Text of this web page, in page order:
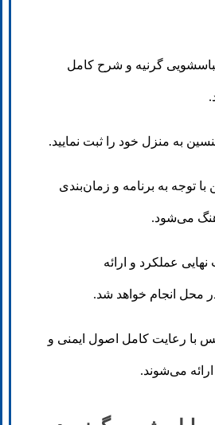
گرنیه و شرح کامل
به منزل خود را ثبت نمایید.
توجه به برنامه و زمان‌بندی
می‌شود.
عملکرد و ارائه
محل انجام خواهد شد.
با رعایت کامل اصول ایمنی و
می‌شوند.